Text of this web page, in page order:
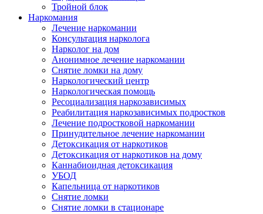
Тройной блок
Наркомания
Лечение наркомании
Консультация нарколога
Нарколог на дом
Анонимное лечение наркомании
Снятие ломки на дому
Наркологический центр
Наркологическая помощь
Ресоциализация наркозависимых
Реабилитация наркозависимых подростков
Лечение подростковой наркомании
Принудительное лечение наркомании
Детоксикация от наркотиков
Детоксикация от наркотиков на дому
Каннабиоидная детоксикация
УБОД
Капельница от наркотиков
Снятие ломки
Снятие ломки в стационаре